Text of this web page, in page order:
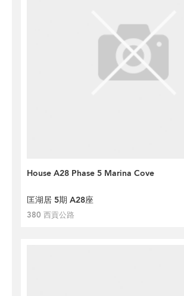
House A28 Phase 5 Marina Cove
匡湖居 5期 A28座
380 西貢公路